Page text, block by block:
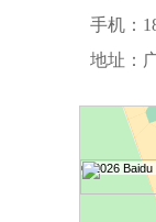
手机：
地址：
© 2026 Baidu